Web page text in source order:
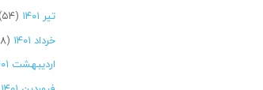
تیر ۱۴۰۱
(۵۴)
خرداد ۱۴۰۱
(۵۸)
اردیبهشت ۱۴۰۱